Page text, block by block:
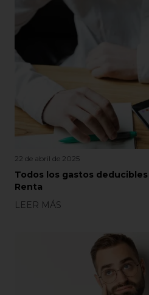
22 de abril de 2025
Todos los gastos
Renta
LEER MÁS